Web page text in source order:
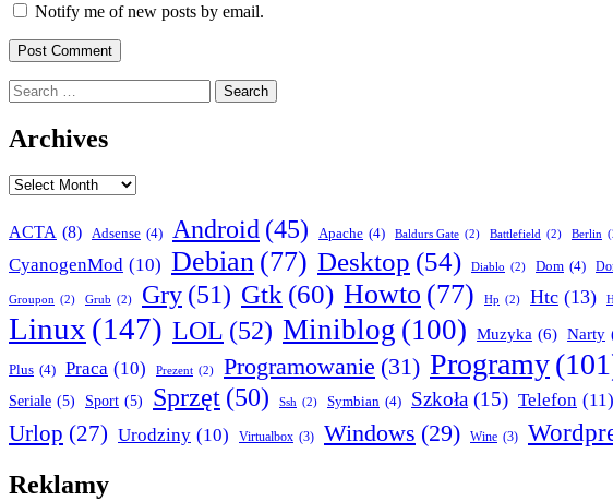
Notify me of new posts by email.
Search
for:
Archives
Archives
ACTA (8) Adsense (4) Android (45) Apache (4) Baldurs Gate (2) Battlefield (2) Berlin
CyanogenMod (10) Debian (77) Desktop (54) Diablo (2) Dom (4)
Groupon (2) Grub (2) Gry (51) Gtk (60) Howto (77) Hp (2) Htc (13)
Linux (147) LOL (52) Miniblog (100) Muzyka (6) Narty
Plus (4) Praca (10) Prezent (2) Programowanie (31) Programy
Seriale (5) Sport (5) Sprzęt (50) Ssh (2) Symbian (4) Szkoła (15) Telefon (11)
Urlop (27) Urodziny (10) Virtualbox (3) Windows (29) Wine (3)
Reklamy